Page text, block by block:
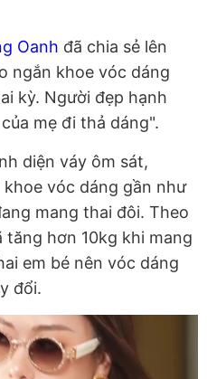
Oanh đã chia sẻ lên
ngắn khoe vóc dáng
kỳ. Người đẹp hạnh
mẹ đi thả dáng".
diện váy ôm sát,
vóc dáng gần như
mang thai đôi. Theo
tăng hơn 10kg khi mang
em bé nên vóc dáng
đổi.